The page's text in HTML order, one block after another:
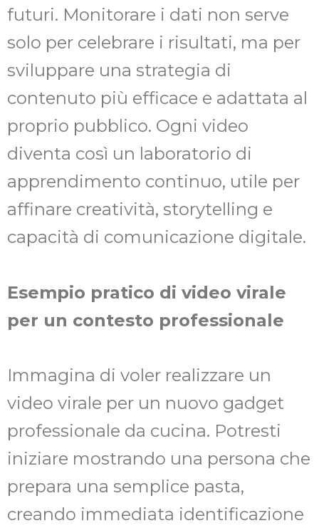
futuri. Monitorare i dati non serve
solo per celebrare i risultati, ma per
sviluppare una strategia di
contenuto più efficace e adattata al
proprio pubblico. Ogni video
diventa così un laboratorio di
apprendimento continuo, utile per
affinare creatività, storytelling e
capacità di comunicazione digitale.
Esempio pratico di video virale
per un contesto professionale
Immagina di voler realizzare un
video virale per un nuovo gadget
professionale da cucina. Potresti
iniziare mostrando una persona che
prepara una semplice pasta,
creando immediata identificazione